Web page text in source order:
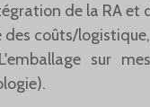
de la RA et
coûts/
L'emballage sur